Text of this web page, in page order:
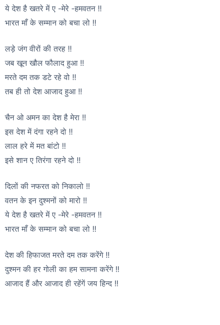
ये देश है खतरे में ए -मेरे -हमवतन !!
भारत माँ के सम्मान को बचा लो !!
लड़े जंग वीरों की तरह !!
जब खून खौल फौलाद हुआ !!
मरते दम तक डटे रहे वो !!
तब ही तो देश आजाद हुआ !!
चैन ओ अमन का देश है मेरा !!
इस देश में दंगा रहने दो !!
लाल हरे में मत बांटो !!
इसे शान ए तिरंगा रहने दो !!
दिलों की नफरत को निकालो !!
वतन के इन दुश्मनों को मारो !!
ये देश है खतरे में ए -मेरे -हमवतन !!
भारत माँ के सम्मान को बचा लो !!
देश की हिफाजत मरते दम तक करेंगे !!
दुश्मन की हर गोली का हम सामना करेंगे !!
आजाद हैं और आजाद ही रहेंगें जय हिन्द !!